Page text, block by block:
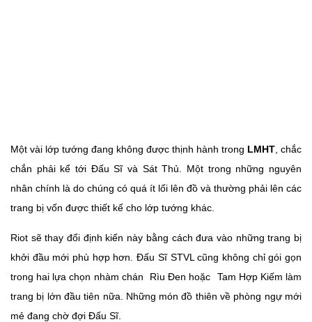
Một vài lớp tướng đang không được thịnh hành trong LMHT , chắc
chắn phải kể tới Đấu Sĩ và Sát Thủ. Một trong những nguyên
nhân chính là do chúng có quá ít lối lên đồ và thường phải lên các
trang bị vốn được thiết kế cho lớp tướng khác.
Riot sẽ thay đổi định kiến này bằng cách đưa vào những trang bị
khởi đầu mới phù hợp hơn. Đấu Sĩ STVL cũng không chỉ gói gọn
trong hai lựa chọn nhàm chán
Rìu Đen hoặc
Tam Hợp Kiếm làm
trang bị lớn đầu tiên nữa. Những món đồ thiên về phòng ngự mới
mẻ đang chờ đợi Đấu Sĩ.